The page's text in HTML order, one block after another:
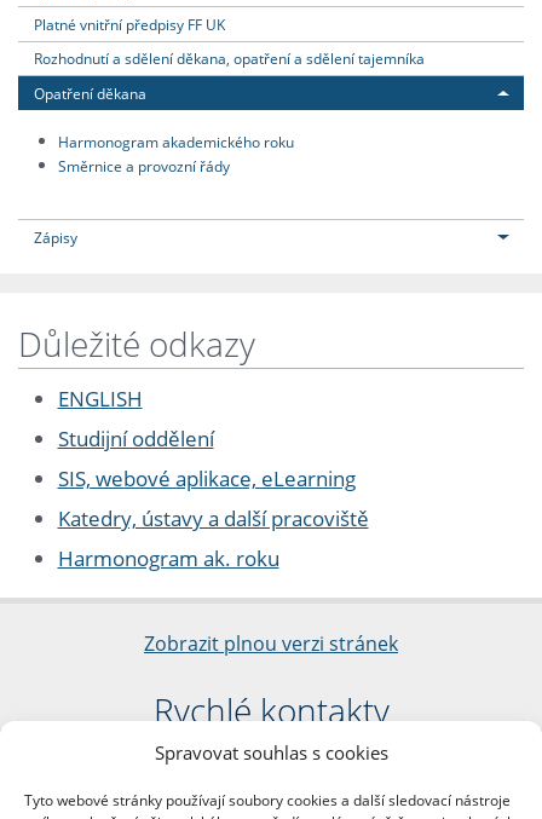
Spravovat souhlas s cookies
Tyto webové stránky používají soubory cookies a další sledovací nástroje
Platné vnitřní předpisy FF UK
Rozhodnutí a sdělení děkana, opatření a sdělení tajemníka
Opatření děkana
Harmonogram akademického roku
Směrnice a provozní řády
Zápisy
Důležité odkazy
ENGLISH
Studijní oddělení
SIS, webové aplikace, eLearning
Katedry, ústavy a další pracoviště
Harmonogram ak. roku
Zobrazit plnou verzi stránek
Rychlé kontakty
Filozofická fakulta
nám. Jana Palacha 1/2